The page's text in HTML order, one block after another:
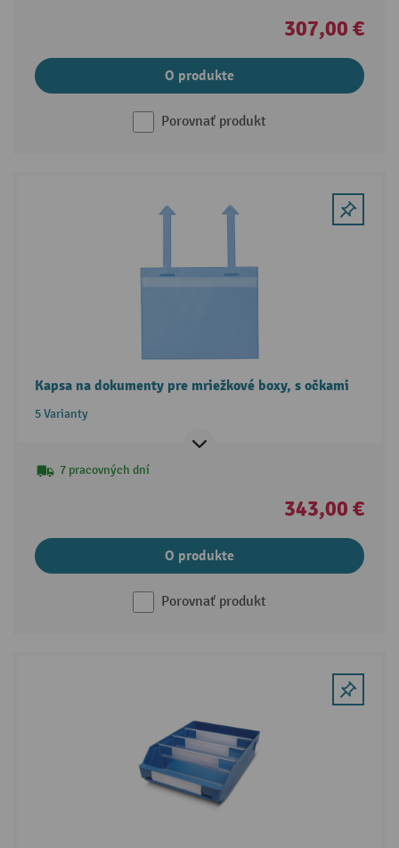
307,00 €
O produkte
Porovnať produkt
Kapsa na dokumenty pre mriežkové boxy, s očkami
5 Varianty
7 pracovných dní
343,00 €
O produkte
Porovnať produkt